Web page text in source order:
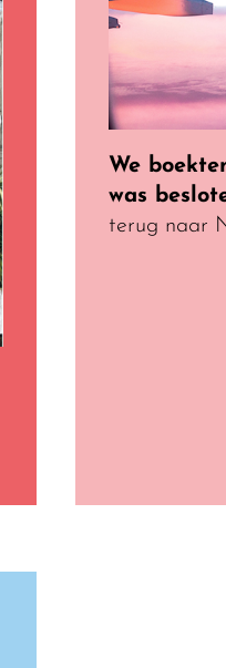
We
was
terug naar